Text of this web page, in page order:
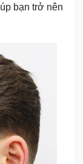
bạn trở nên